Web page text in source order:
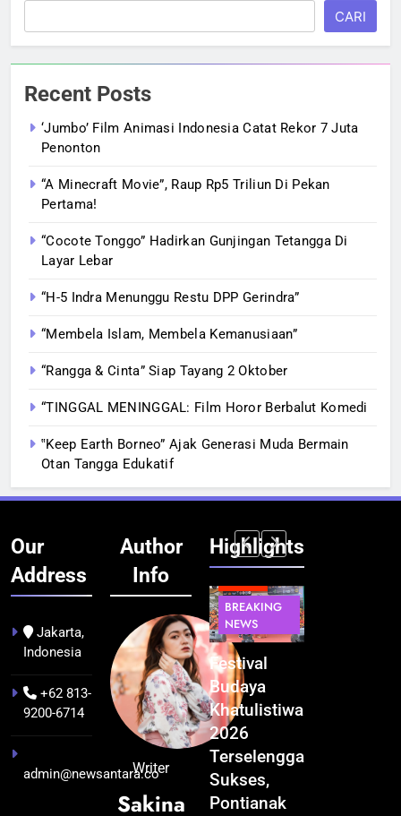
CARI
Recent Posts
‘Jumbo’ Film Animasi Indonesia Catat Rekor 7 Juta
Penonton
“A Minecraft Movie”, Raup Rp5 Triliun Di Pekan
Pertama!
“Cocote Tonggo” Hadirkan Gunjingan Tetangga Di
Layar Lebar
“H-5 Indra Menunggu Restu DPP Gerindra”
“Membela Islam, Membela Kemanusiaan”
“Rangga & Cinta” Siap Tayang 2 Oktober
“TINGGAL MENINGGAL: Film Horor Berbalut Komedi
‟Keep Earth Borneo” Ajak Generasi Muda Bermain
Otan Tangga Edukatif
Our
Address
Jakarta,
Indonesia
+62 813-
9200-6714
admin@newsantara.co
Author
Info
Writer
Sakina
Highlights
BERITA
NEWS
Kualitas
Pramuwisata
Dukung
Peningkatan
Pariwisata
TEKNOLOGI
Indonesia
Resmi
Bangun AI
Factory
se-Asia
Tenggara,
BREAKING
NEWS
Festival
Budaya
Khatulistiwa
2026
Terselenggara
Sukses,
Pontianak